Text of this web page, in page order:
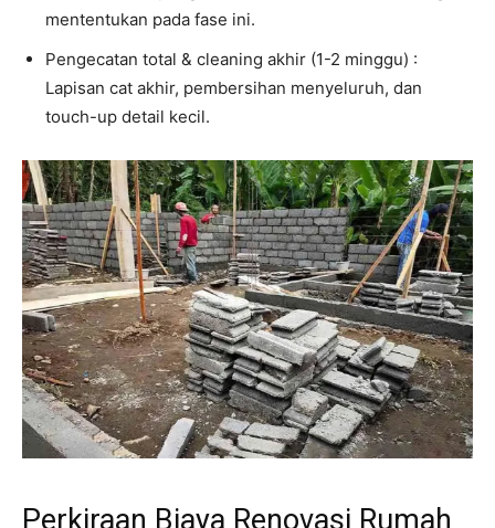
mententukan pada fase ini.
Pengecatan total & cleaning akhir (1-2 minggu) :
Lapisan cat akhir, pembersihan menyeluruh, dan
touch-up detail kecil.
Perkiraan Biaya Renovasi Rumah